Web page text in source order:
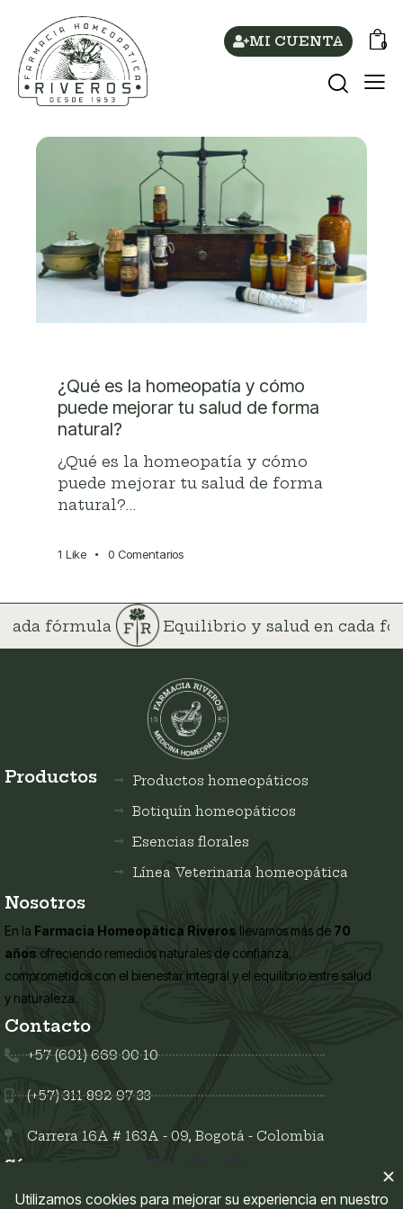
MI CUENTA 0
¿Qué es la homeopatía y cómo
puede mejorar tu salud de forma
natural?
¿Qué es la homeopatía y cómo
puede mejorar tu salud de forma
natural?…
1 Like 0 Comentarios
fórmula Equilibrio y salud en cada
Productos
Productos homeopáticos
Botiquín homeopáticos
Esencias florales
Línea Veterinaria homeopática
Nosotros
En la Farmacia Homeopática Riveros llevamos más de 70
años ofreciendo remedios naturales de confianza,
comprometidos con el bienestar integral y el equilibrio entre salud
y naturaleza.
Contacto
+57 (601) 669 00 10
(+57) 311 892 97 33
Carrera 16A # 163A - 09, Bogotá - Colombia
Síguenos en: